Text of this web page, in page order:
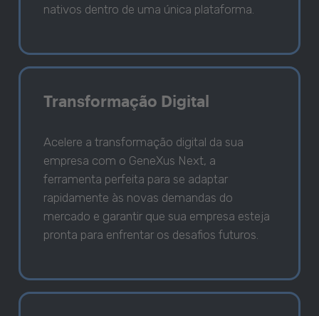
nativos dentro de uma única plataforma.
Transformação Digital
Acelere a transformação digital da sua
empresa com o GeneXus Next, a
ferramenta perfeita para se adaptar
rapidamente às novas demandas do
mercado e garantir que sua empresa esteja
pronta para enfrentar os desafios futuros.